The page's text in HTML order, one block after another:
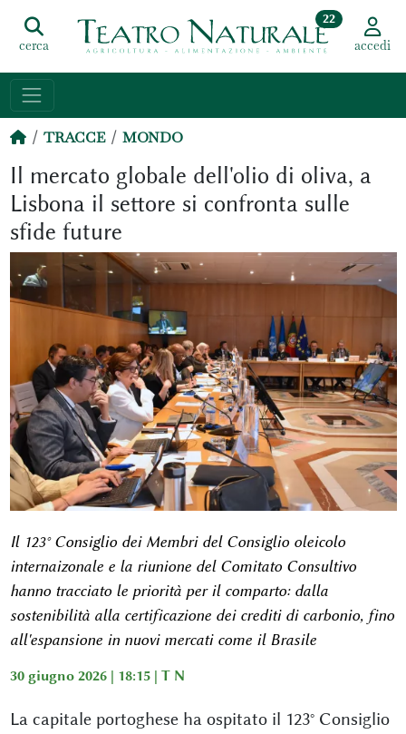
cerca
22
accedi
TRACCE MONDO
Il mercato globale dell'olio di oliva, a
Lisbona il settore si confronta sulle
sfide future
Il 123° Consiglio dei Membri del Consiglio oleicolo
internaizonale e la riunione del Comitato Consultivo
hanno tracciato le priorità per il comparto: dalla
sostenibilità alla certificazione dei crediti di carbonio, fino
all'espansione in nuovi mercati come il Brasile
30 giugno 2026 | 18:15 | T N
La capitale portoghese ha ospitato il 123° Consiglio